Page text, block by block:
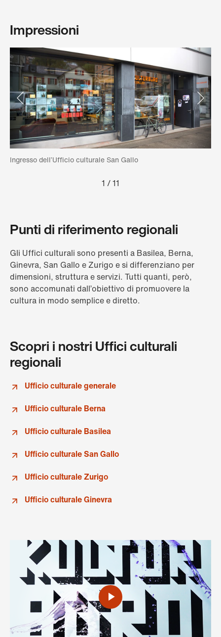
Impressioni
Ingresso dell’Ufficio culturale San Gallo
1 /11
Punti di riferimento regionali
Gli Uffici culturali sono presenti a Basilea, Berna,
Ginevra, San Gallo e Zurigo e si differenziano per
dimensioni, struttura e servizi. Tutti quanti, però,
sono accomunati dall’obiettivo di promuovere la
cultura in modo semplice e diretto.
Scopri i nostri Uffici culturali
regionali
Ufficio culturale generale
Ufficio culturale Berna
Ufficio culturale Basilea
Ufficio culturale San Gallo
Ufficio culturale Zurigo
Ufficio culturale Ginevra
Riproduci
video